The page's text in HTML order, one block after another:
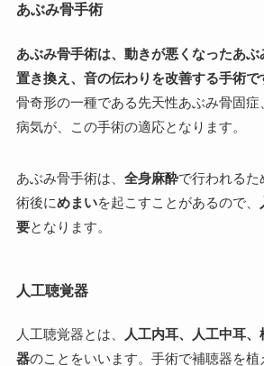
あぶみ骨手術
あぶみ骨手術は、動きが悪くなったあ
置き換え、音の伝わりを改善する手術で
骨奇形の一種である先天性あぶみ骨固
病気が、この手術の適応となります。
あぶみ骨手術は、 全身麻酔で行われるた
術後にめまいを起こすことがあるので、
要となります。
人工聴覚器
人工聴覚器とは、
人工内耳、人工中耳
器のことをいいます。手術で補聴器を植